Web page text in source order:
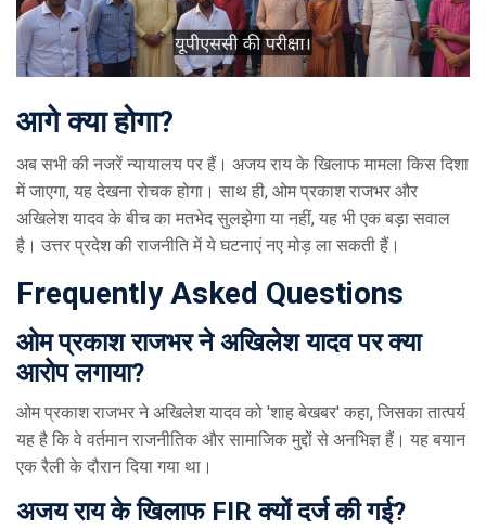
आगे क्या होगा?
अब सभी की नजरें न्यायालय पर हैं। अजय राय के खिलाफ मामला किस दिशा
में जाएगा, यह देखना रोचक होगा। साथ ही, ओम प्रकाश राजभर और
अखिलेश यादव के बीच का मतभेद सुलझेगा या नहीं, यह भी एक बड़ा सवाल
है। उत्तर प्रदेश की राजनीति में ये घटनाएं नए मोड़ ला सकती हैं।
Frequently Asked Questions
ओम प्रकाश राजभर ने अखिलेश यादव पर क्या
आरोप लगाया?
ओम प्रकाश राजभर ने अखिलेश यादव को 'शाह बेखबर' कहा, जिसका तात्पर्य
यह है कि वे वर्तमान राजनीतिक और सामाजिक मुद्दों से अनभिज्ञ हैं। यह बयान
एक रैली के दौरान दिया गया था।
अजय राय के खिलाफ FIR क्यों दर्ज की गई?